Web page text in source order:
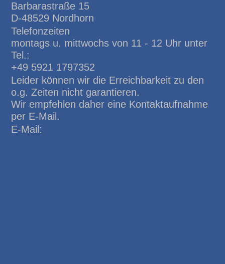
Barbarastraße 15
D-48529 Nordhorn
Telefonzeiten
montags u. mittwochs von 11 - 12 Uhr unter
Tel.:
+49 5921 1797352
Leider können wir die Erreichbarkeit zu den
o.g. Zeiten nicht garantieren.
Wir empfehlen daher eine Kontaktaufnahme
per E-Mail.
E-Mail: